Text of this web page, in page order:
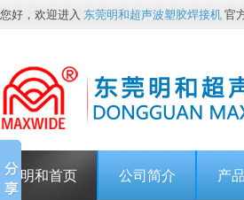
您好，欢迎进入 东莞明和超声波塑胶焊接机 官
明和首页 公司简介 产